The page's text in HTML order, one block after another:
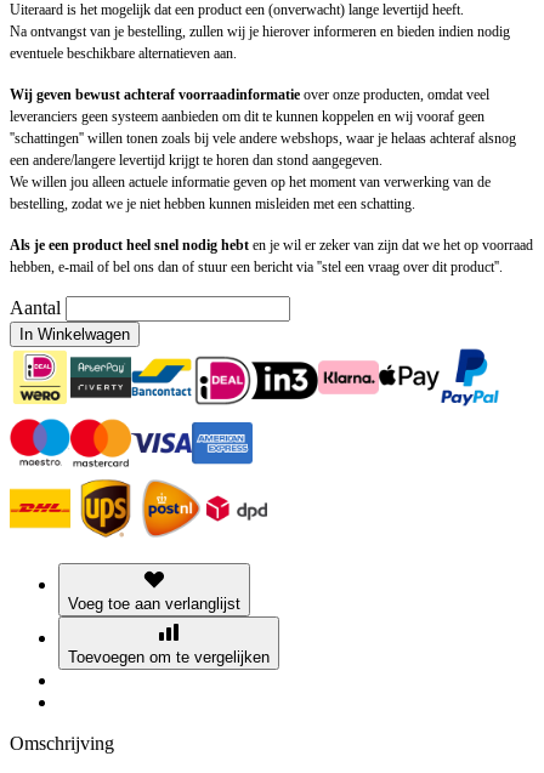
Uiteraard is het mogelijk dat een product een (onverwacht) lange levertijd heeft.
Na ontvangst van je bestelling, zullen wij je hierover informeren en bieden indien nodig
eventuele beschikbare alternatieven aan.
Wij geven bewust achteraf voorraadinformatie over onze producten, omdat veel
leveranciers geen systeem aanbieden om dit te kunnen koppelen en wij vooraf geen
''schattingen'' willen tonen zoals bij vele andere webshops, waar je helaas achteraf alsnog
een andere/langere levertijd krijgt te horen dan stond aangegeven.
We willen jou alleen actuele informatie geven op het moment van verwerking van de
bestelling, zodat we je niet hebben kunnen misleiden met een schatting.
Als je een product heel snel nodig hebt en je wil er zeker van zijn dat we het op voorraad
hebben, e-mail of bel ons dan of stuur een bericht via ''stel een vraag over dit product''.
Aantal
In Winkelwagen
Voeg toe aan verlanglijst
Toevoegen om te vergelijken
Omschrijving